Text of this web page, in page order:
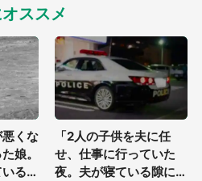
ススメ
悪くな
娘。
ると
「2人の子供を夫に任
せ、仕事に行っていた
夜。夫が寝ている隙に2